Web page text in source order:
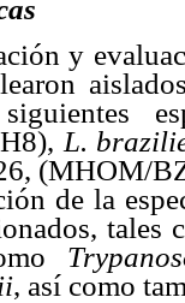
y
L.
(MHOM/
de la
tales
, así como